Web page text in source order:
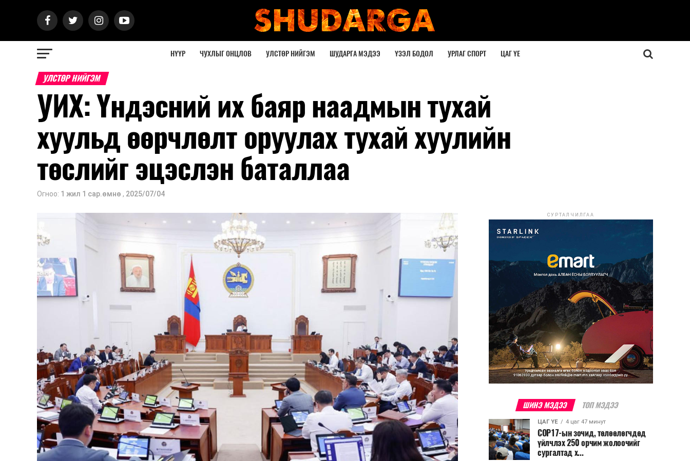
НҮҮР ЧУХЛЫГ ОНЦЛОВ УЛСТӨР НИЙГЭМ ШУДАРГА МЭДЭЭ ҮЗЭЛ БОДОЛ УРЛАГ СПОРТ ЦАГ ҮЕ
УЛСТӨР НИЙГЭМ
УИХ: Үндэсний их баяр наадмын тухай
хуульд өөрчлөлт оруулах тухай хуулийн
төслийг эцэслэн баталлаа
Огноо: 1 жил 1 сар.өмнө , 2025/07/04
СУРТАЛЧИЛГАА
ШИНЭ МЭДЭЭ ТОП МЭДЭЭ
ЦАГ ҮЕ 4 цаг 47 минут
COP17-ын зочид, төлөөлөгчдөд
үйлчлэх 250 орчим жолоочийг
сургалтад х...